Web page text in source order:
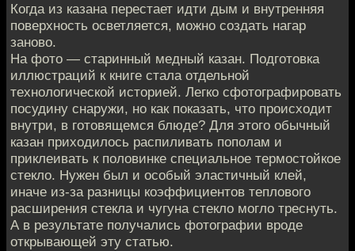
Когда из казана перестает идти дым и внутренняя
поверхность осветляется, можно создать нагар
заново.
На фото — старинный медный казан. Подготовка
иллюстраций к книге стала отдельной
технологической историей. Легко сфотографировать
посудину снаружи, но как показать, что происходит
внутри, в готовящемся блюде? Для этого обычный
казан приходилось распиливать пополам и
приклеивать к половинке специальное термостойкое
стекло. Нужен был и особый эластичный клей,
иначе из-за разницы коэффициентов теплового
расширения стекла и чугуна стекло могло треснуть.
А в результате получались фотографии вроде
открывающей эту статью.